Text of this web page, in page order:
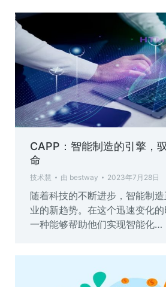
CAPP：智能制造的引擎，
命
技术慧 由 bestway 2023年7月28日
随着科技的不断进步，智能制
业的新趋势。在这个迅速变化
一种能够帮助他们实现智能化…